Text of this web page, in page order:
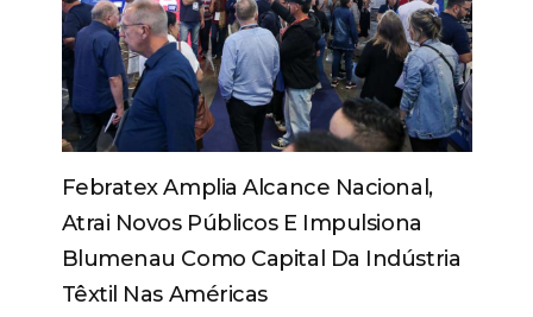
Febratex Amplia Alcance Nacional,
Atrai Novos Públicos E Impulsiona
Blumenau Como Capital Da Indústria
Têxtil Nas Américas